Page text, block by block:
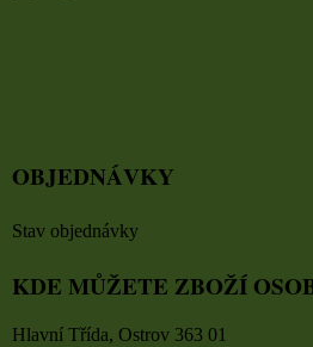
OBJEDNÁVKY
Stav objednávky
KDE MŮŽETE ZBOŽÍ
Hlavní Třída, Ostrov 363 01